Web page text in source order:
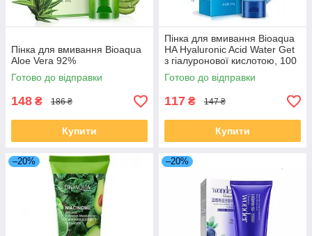
Пінка для вмивання Bioaqua
Aloe Vera 92%
Готово до відправки
148 ₴ 186 ₴
Купити
Пінка для вмивання Bioaqua
HA Hyaluronic Acid Water Get
з гіалуронової кислотою, 100
гГотово до відправки
117 ₴ 147 ₴
Купити
–20% –20%